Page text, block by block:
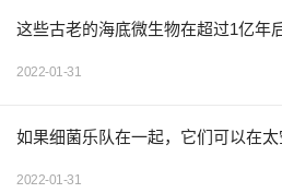
这些古老的海底微生物在超过1亿年
2022-01-31
如果细菌乐队在一起，它们可以在
2022-01-31